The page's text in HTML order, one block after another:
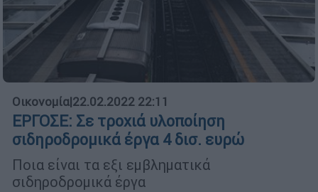
Οικονομία|22.02.2022 22:11
ΕΡΓΟΣΕ: Σε τροχιά υλοποίηση
σιδηροδρομικά έργα 4 δισ. ευρώ
Ποια είναι τα εξι εμβληματικά
σιδηροδρομικά έργα